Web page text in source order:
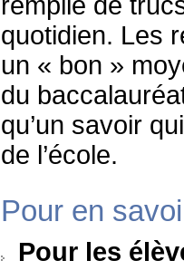
quotidien. Les
un « bon »
du
qu’un savoir
de l’école.
Pour en
Pour les